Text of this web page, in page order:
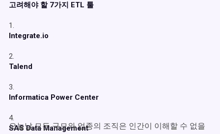
고려해야 할 7가지 ETL 툴
1.
Integrate.io
2.
Talend
3.
Informatica Power Center
4.
SAS Data Management
오늘날 모든 규모와 업종의 조직은 인간이 이해할 수 없을